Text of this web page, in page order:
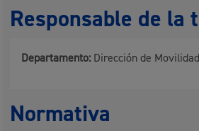
Responsable de la
Departamento: Dirección de Movilidad
Normativa